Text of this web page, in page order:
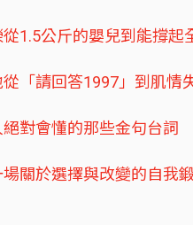
1.5公斤的嬰兒到能撐起
「請回答1997」到肌情
對會懂的那些金句台詞
關於選擇與改變的自我